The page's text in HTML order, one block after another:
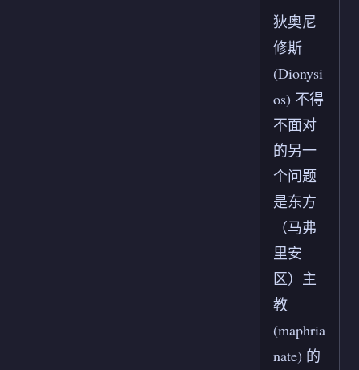
狄奥尼
修斯
(Dionysi
os) 不得
不面对
的另一
个问题
是东方
（马弗
里安
区）主
教
(maphria
nate) 的